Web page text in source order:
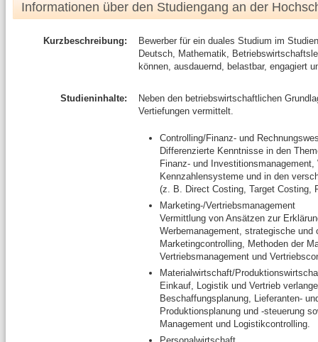
Informationen über den Studiengang an der
Kurzbeschreibung:
Bewerber für ein duales Studium im
Deutsch, Mathematik,
können, ausdauernd, belastbar, engagiert
Studieninhalte:
Neben den betriebswirtschaftlichen
Vertiefungen vermittelt.
Controlling/Finanz- und
Differenzierte Kenntnisse in den
Finanz- und
Kennzahlensysteme und in den
(z. B. Direct Costing, Target Costing,
Marketing-/Vertriebsmanagement
Vermittlung von Ansätzen zur
Werbemanagement, strategische
Marketingcontrolling, Methoden der
Vertriebsmanagement und
Materialwirtschaft/
Einkauf, Logistik und Vertrieb
Beschaffungsplanung, Lieferanten-
Produktionsplanung und -steuerung
Management und Logistikcontrolling.